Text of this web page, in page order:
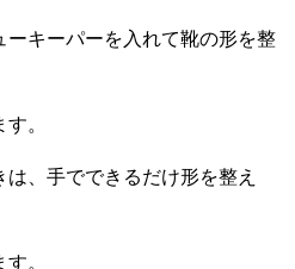
ーキーパーを入れて靴の形を整
。
、手でできるだけ形を整え
。